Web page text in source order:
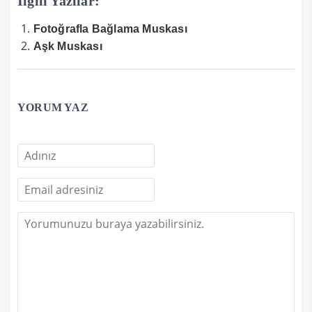
Fotoğrafla Bağlama Muskası
Aşk Muskası
YORUM YAZ